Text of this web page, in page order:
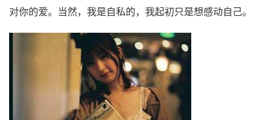
对你的爱。当然，我是自私的，我起初只是想感动自己。